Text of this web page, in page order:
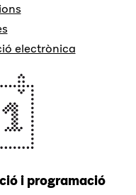
electrònica
i programació